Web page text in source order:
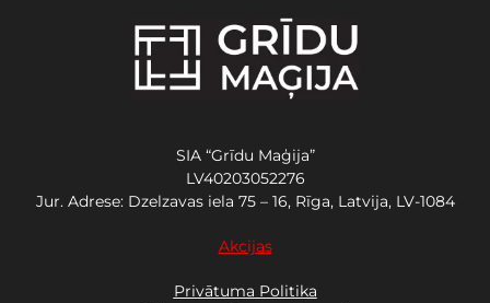
SIA “Grīdu Maģija”
LV40203052276
Jur. Adrese: Dzelzavas iela 75 – 16, Rīga, Latvija, LV-1084
Akcijas
Privātuma Politika